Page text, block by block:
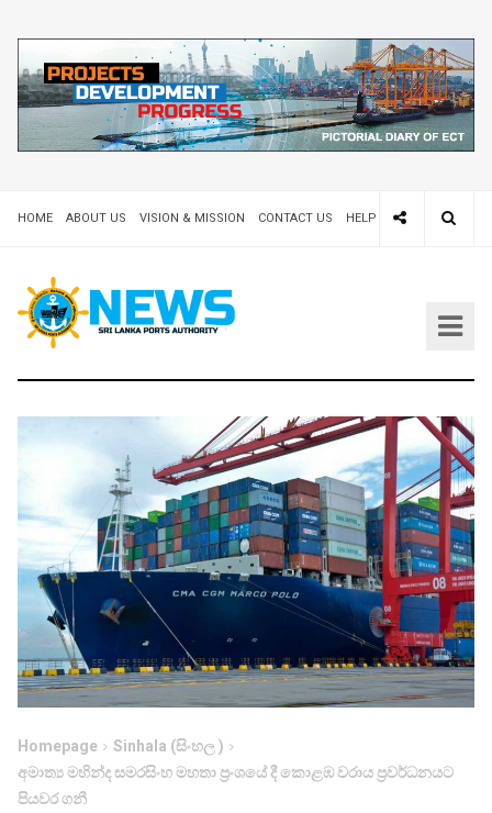
HOME ABOUT US VISION & MISSION CONTACT US HELP DESK 24X7
Homepage
Sinhala (සිංහල )
අමාත්‍ය මහින්ද සමරසිංහ මහතා ප‍්‍රංශයේ දී කොළඹ වරාය ප‍්‍රවර්ධනයට
පියවර ගනී